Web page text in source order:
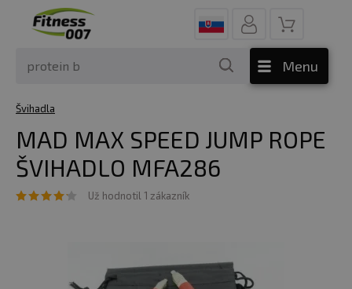
Menu
Švihadla
MAD MAX SPEED JUMP ROPE
ŠVIHADLO MFA286
Už hodnotil 1 zákazník